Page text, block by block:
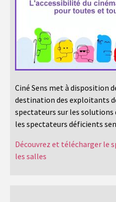
Ciné Sens met à disposition
destination des exploitants
spectateurs sur les solutions
les spectateurs déficients
Découvrez et télécharger le
les salles